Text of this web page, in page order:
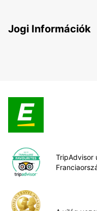
Jogi Információk
TripAdvisor